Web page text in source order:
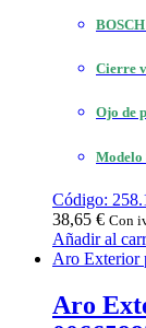
Cierre
Ojo de
Modelo
Código:
38,65 € Con
Añadir al
Aro Exterior
Aro